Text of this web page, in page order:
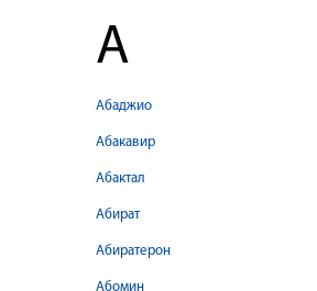
А
Абаджио
Абакавир
Абактал
Абират
Абиратерон
Абомин